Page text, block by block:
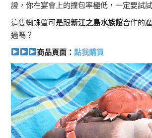
證，你在宴會上的撞包率極低，一定要試試
這隻蜘蛛蟹可是跟新江之島水族館合作的
過嗎？
商品頁面： 點我購買